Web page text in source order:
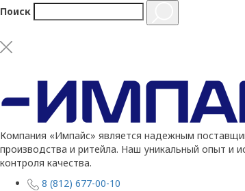
Поиск
Компания «Импайс» является надежным
производства и ритейла. Наш уникальный опыт и
контроля качества.
8 (812) 677-00-10